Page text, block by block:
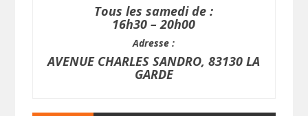
Tous les samedi de :
16h30 – 20h00
Adresse :
AVENUE CHARLES SANDRO, 83130 LA
GARDE